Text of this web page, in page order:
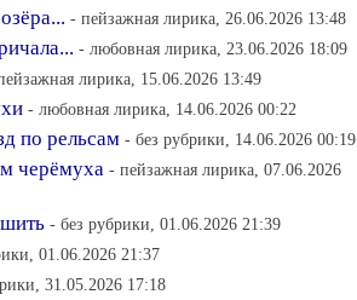
- пейзажная лирика, 26.06.2026 13:48
- любовная лирика, 23.06.2026 18:09
лирика, 15.06.2026 13:49
- любовная лирика, 14.06.2026 00:22
по рельсам - без рубрики, 14.06.2026 00:19
черёмуха - пейзажная лирика, 07.06.2026
- без рубрики, 01.06.2026 21:39
01.06.2026 21:37
31.05.2026 17:18